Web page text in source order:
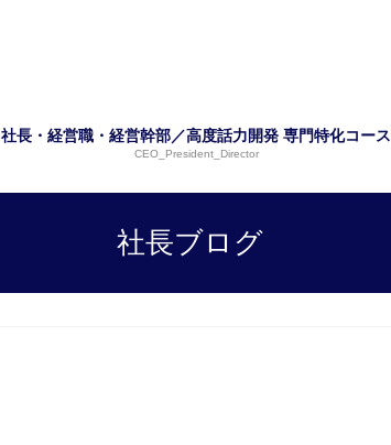
社長・経営職・経営幹部／高度話力開発 専門特化コース
CEO_President_Director
社長ブログ